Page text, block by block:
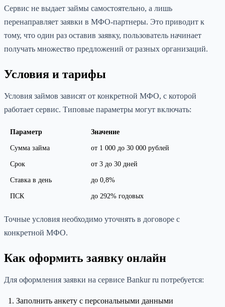
Сервис не выдает займы самостоятельно, а лишь
перенаправляет заявки в МФО-партнеры. Это приводит к
тому, что один раз оставив заявку, пользователь начинает
получать множество предложений от разных организаций.
Условия и тарифы
Условия займов зависят от конкретной МФО, с которой
работает сервис. Типовые параметры могут включать:
Параметр Значение
Сумма займа от 1 000 до 30 000 рублей
Срок от 3 до 30 дней
Ставка в день до 0,8%
ПСК до 292% годовых
Точные условия необходимо уточнять в договоре с
конкретной МФО.
Как оформить заявку онлайн
Для оформления заявки на сервисе Bankur ru потребуется:
Заполнить анкету с персональными данными